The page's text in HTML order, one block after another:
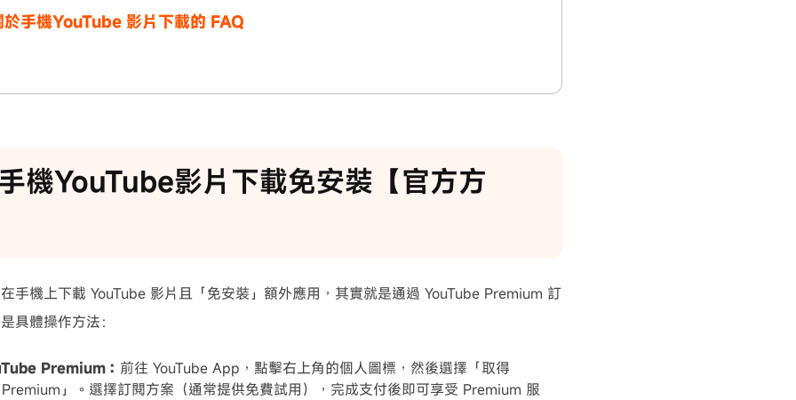
於手機YouTube 影片下載的 FAQ
機YouTube影片下載免安裝【官方方
手機上下載 YouTube 影片且「免安裝」額外應用，其實就是通過 YouTube Premium 訂
具體操作方法：
Premium： 前往 YouTube App，點擊右上角的個人圖標，然後選擇「取得
」。選擇訂閱方案（通常提供免費試用），完成支付後即可享受 Premium 服